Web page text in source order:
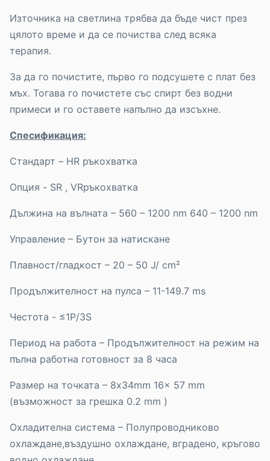
Източника на светлина трябва да бъде чист през
цялото време и да се почиства след всяка
терапия.
За да го почистите, първо го подсушете с плат без
мъх. Тогава го почистете със спирт без водни
примеси и го оставете напълно да изсъхне.
Спесификация:
Стандарт – HR ръкохватка
Опция - SR , VRръкохватка
Дължина на вълната – 560 – 1200 nm 640 – 1200 nm
Управление – Бутон за натискане
Плавност/гладкост – 20 – 50 J/ cm²
Продължителност на пулса – 11-149.7 ms
Честота - ≤1P/3S
Период на работа – Продължителност на режим на
пълна работна готовност за 8 часа
Размер на точката – 8x34mm 16x 57 mm
(възможност за грешка 0.2 mm )
Охладителна система – Полупроводниково
охлаждане,въздушно охлаждане, вградено, кръгово